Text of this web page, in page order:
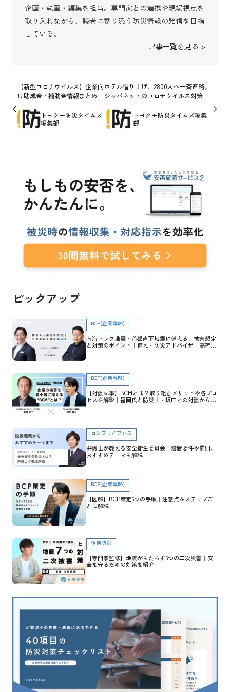
企画・執筆・編集を担当。専門家との連携や現場視点を
取り入れながら、読者に寄り添う防災情報の発信を目指
している。
記事一覧を見る >
【新型コロナウイルス】企業向
け助成金・補助金情報まとめ
トヨクモ防災タイムズ
編集部
ホテル借り上げ、2800人へ一斉連絡。
ジャパネットのコロナウイルス対策
トヨクモ防災タイムズ編集
部
ピックアップ
BCP(企業戦略)
南海トラフ地震・首都直下地震に備える、被害想定
と対策のポイント｜備え・防災アドバイザー高荷智
BCP(企業戦略)
【対談記事】BCMとは？取り組むメリットや各プロ
セスを解説｜福岡氏と防災士・坂田との対談から学
コンプライアンス
弁護士が教える安全衛生委員会！設置要件や罰則、
おすすめテーマも解説
BCP(企業戦略)
【図解】BCP策定6つの手順｜注意点をステップご
とに解説
企業防災
【専門家監修】地震がもたらす6つの二次災害｜安
全を守るための対策を紹介